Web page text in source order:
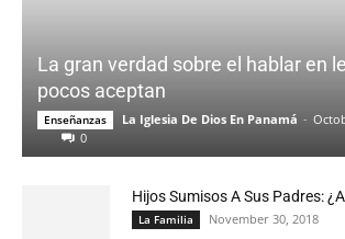
La gran verdad sobre el hablar en
pocos aceptan
Enseñanzas La Iglesia De Dios En Panamá -
0
Hijos Sumisos A Sus Padres:
La Familia November 30, 2018